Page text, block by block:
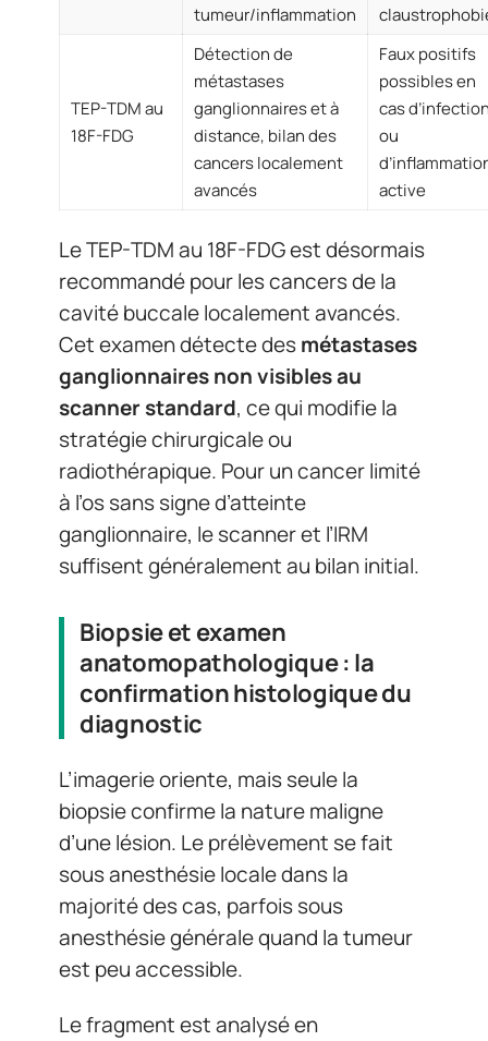
tumeur/inflammation
TEP-TDM au
18F-FDG
Détection de
métastases
ganglionnaires et à
distance, bilan des
cancers localement
avancés
Faux positifs
possibles en
cas
ou
active
Le TEP-TDM au 18F-FDG est désormais
recommandé pour les cancers de la
cavité buccale localement avancés.
Cet examen détecte desmétastases
ganglionnaires non visibles au
scanner standard, ce qui modifie la
stratégie chirurgicale ou
radiothérapique. Pour un cancer limité
à l’os sans signe d’atteinte
ganglionnaire, le scanner et l’IRM
suffisent généralement au bilan initial.
Biopsie et examen
anatomopathologique : la
confirmation histologique du
diagnostic
L’imagerie oriente, mais seule la
biopsie confirme la nature maligne
d’une lésion. Le prélèvement se fait
sous anesthésie locale dans la
majorité des cas, parfois sous
anesthésie générale quand la tumeur
est peu accessible.
Le fragment est analysé en